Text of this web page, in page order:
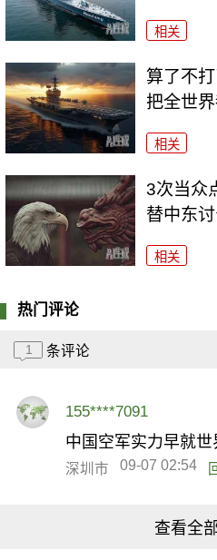
相关
算了不
把全世
相关
3次当众
替中东
相关
热门评论
1 条评论
155****7091
中国空军实力早就世
深圳市 09-07 02:54
查看全